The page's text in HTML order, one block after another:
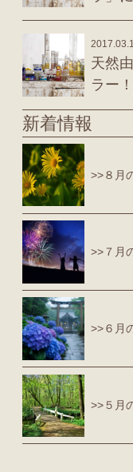
天然
ラー！
新着情報
>>８月
>>７月
>>６月
>>５月